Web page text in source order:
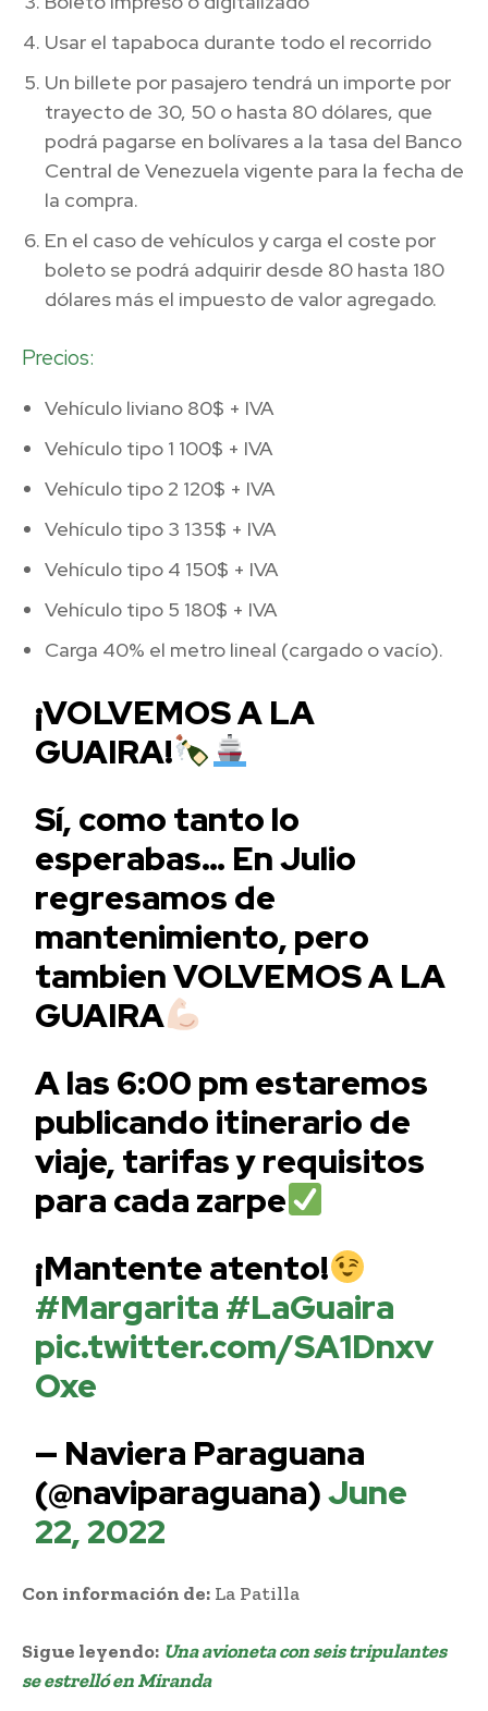
Usar el tapaboca durante todo el recorrido
Un billete por pasajero tendrá un importe por
trayecto de 30, 50 o hasta 80 dólares, que
podrá pagarse en bolívares a la tasa del Banco
Central de Venezuela vigente para la fecha de
la compra.
En el caso de vehículos y carga el coste por
boleto se podrá adquirir desde 80 hasta 180
dólares más el impuesto de valor agregado.
Precios:
Vehículo liviano 80$ + IVA
Vehículo tipo 1 100$ + IVA
Vehículo tipo 2 120$ + IVA
Vehículo tipo 3 135$ + IVA
Vehículo tipo 4 150$ + IVA
Vehículo tipo 5 180$ + IVA
Carga 40% el metro lineal (cargado o vacío).
¡VOLVEMOS A LA
GUAIRA!
Sí, como tanto lo
esperabas… En Julio
regresamos de
mantenimiento, pero
tambien VOLVEMOS A LA
GUAIRA
A las 6:00 pm estaremos
publicando itinerario de
viaje, tarifas y requisitos
para cada zarpe
¡Mantente atento!
#Margarita #LaGuaira
pic.twitter.com/SA1Dnxv
Oxe
— Naviera Paraguana
(@naviparaguana)June
22, 2022
Con información de: La Patilla
Sigue leyendo: Una avioneta con seis tripulantes
se estrelló en Miranda